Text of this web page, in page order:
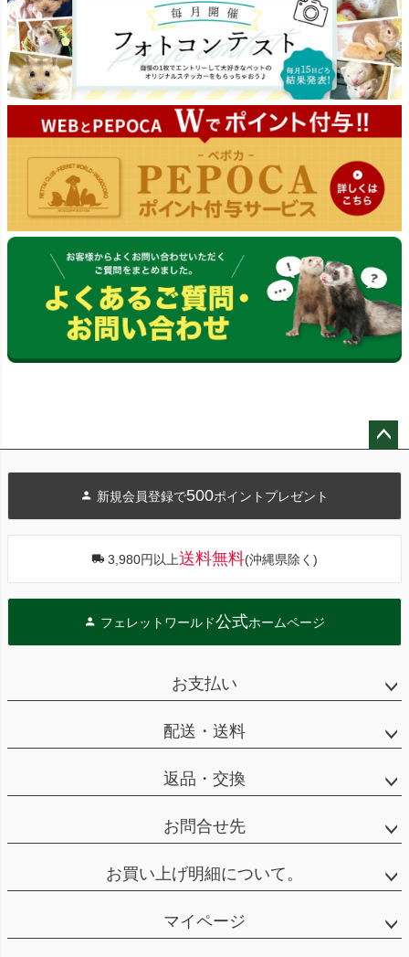
へ
新規会員登録で500ポイントプレゼント
3,980円以上送料無料(沖縄県除く)
フェレットワールド公式ホームページ
お支払い
配送・送料
返品・交換
お問合せ先
お買い上げ明細について。
マイページ